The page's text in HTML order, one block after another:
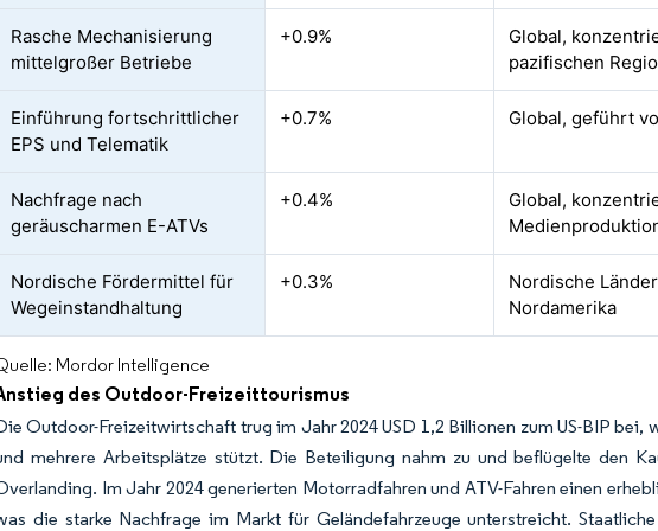
Rasche Mechanisierung
mittelgroßer Betriebe
+0.9%
Global,
pazifischen
Einführung fortschrittlicher
EPS und Telematik
+0.7% Global, geführt
Nachfrage nach
geräuscharmen E-ATVs
+0.4%
Global,
Nordische Fördermittel für
Wegeinstandhaltung
+0.3%
Nordische
Nordamerika
Mordor Intelligence
des Outdoor-Freizeittourismus
Outdoor-Freizeitwirtschaft trug im Jahr 2024 USD 1,2 Billionen zum US-BIP
mehrere Arbeitsplätze stützt. Die Beteiligung nahm zu und beflügelte den
Im Jahr 2024 generierten Motorradfahren und ATV-Fahren einen
die starke Nachfrage im Markt für Geländefahrzeuge unterstreicht.